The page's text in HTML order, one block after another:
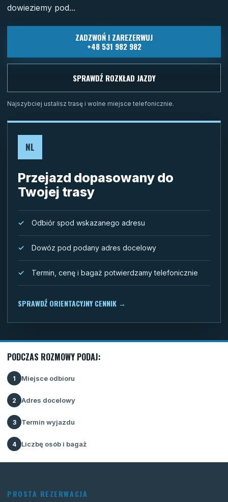
dowieziemy pod...
ZADZWOŃ I ZAREZERWUJ
+48 531 982 982
SPRAWDŹ ROZKŁAD JAZDY
Najszybciej ustalisz trasę i wolne miejsce telefonicznie.
NL
Przejazd dopasowany do
Twojej trasy
Odbiór spod wskazanego adresu
Dowóz pod podany adres docelowy
Termin, cenę i bagaż potwierdzamy telefonicznie
SPRAWDŹ ORIENTACYJNY CENNIK →
PODCZAS ROZMOWY PODAJ:
1 Miejsce odbioru
2 Adres docelowy
3 Termin wyjazdu
4 Liczbę osób i bagaż
PROSTA REZERWACJA